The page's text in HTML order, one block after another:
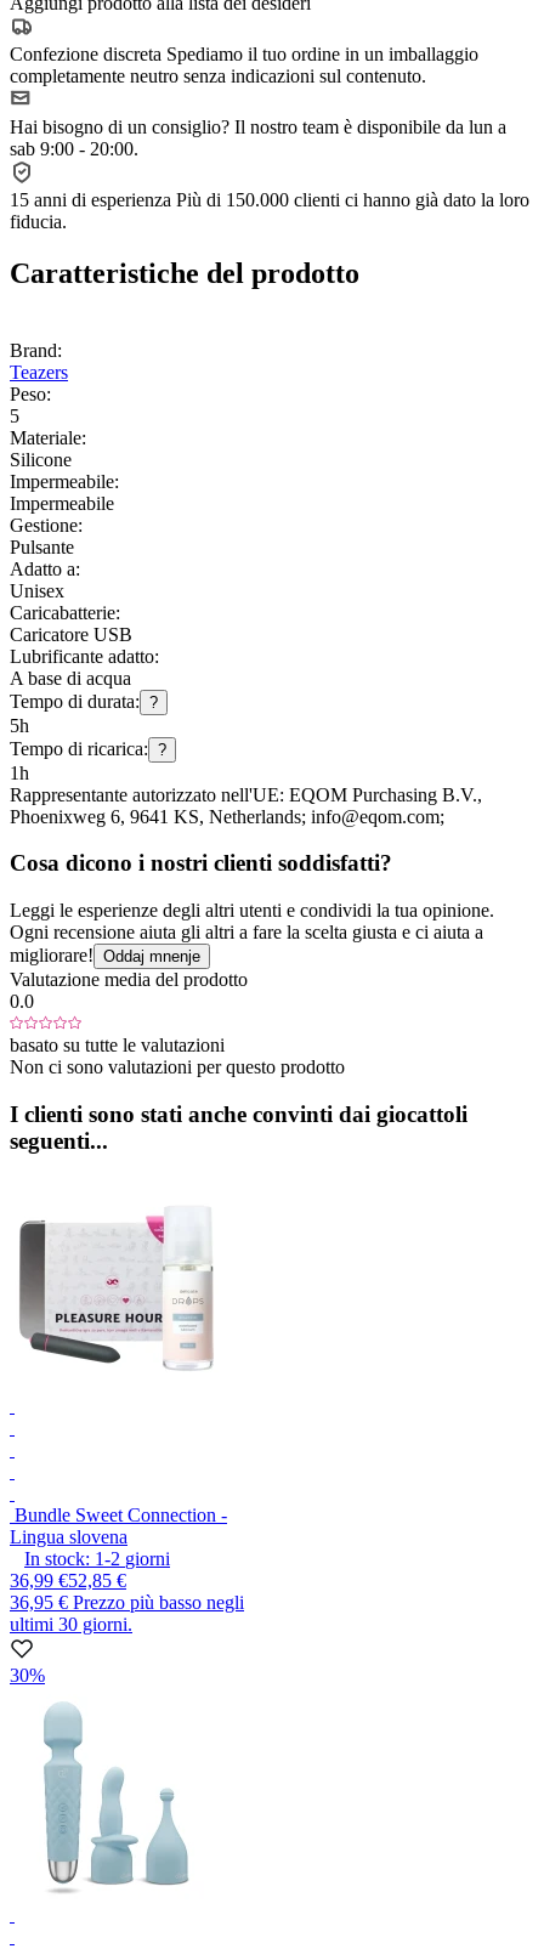
Confezione discreta Spediamo il tuo ordine in un imballaggio
completamente neutro senza indicazioni sul contenuto.
Hai bisogno di un consiglio? Il nostro team è disponibile da lun a
sab 9:00 - 20:00.
15 anni di esperienza Più di 150.000 clienti ci hanno già dato la loro
fiducia.
Caratteristiche del prodotto
Brand:
Teazers
Peso:
5
Materiale:
Silicone
Impermeabile:
Impermeabile
Gestione:
Pulsante
Adatto a:
Unisex
Caricabatterie:
Caricatore USB
Lubrificante adatto:
A base di acqua
Tempo di durata: ?
5h
Tempo di ricarica: ?
1h
Rappresentante autorizzato nell'UE: EQOM Purchasing B.V.,
Phoenixweg 6, 9641 KS, Netherlands; info@eqom.com;
Cosa dicono i nostri clienti soddisfatti?
Leggi le esperienze degli altri utenti e condividi la tua opinione.
Ogni recensione aiuta gli altri a fare la scelta giusta e ci aiuta a
migliorare! Oddaj mnenje
Valutazione media del prodotto
0.0
basato su tutte le valutazioni
Non ci sono valutazioni per questo prodotto
I clienti sono stati anche convinti dai giocattoli
seguenti...
Bundle Sweet Connection -
Lingua slovena
In stock: 1-2 giorni
36,99 €52,85 €
36,95 € Prezzo più basso negli
ultimi 30 giorni.
30%